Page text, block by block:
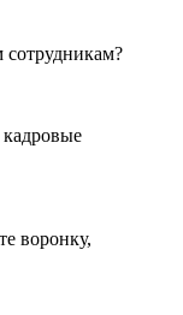
сотрудникам?
воронку,